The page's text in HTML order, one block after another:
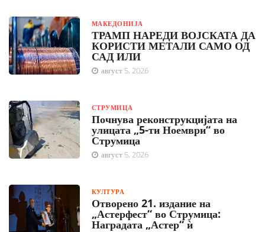
МАКЕДОНИЈА
ТРАМП НАРЕДИ ВОЈСКАТА ДА
КОРИСТИ МЕТАЛИ САМО ОД
САД ИЛИ
август 5, 2026
СТРУМИЦА
Почнува реконструкцијата на
улицата „5-ти Ноември“ во
Струмица
август 5, 2026
КУЛТУРА
Отворено 21. издание на
„Астерфест“ во Струмица:
Наградата „Астер“ ѝ